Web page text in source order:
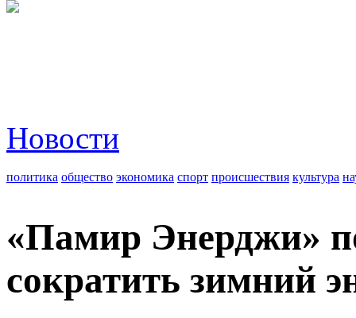
Новости
политика общество экономика спорт происшествия культура
«Памир Энерджи»
сократить зимний